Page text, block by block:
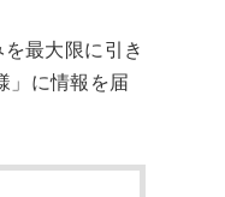
最大限に引き
」に情報を届